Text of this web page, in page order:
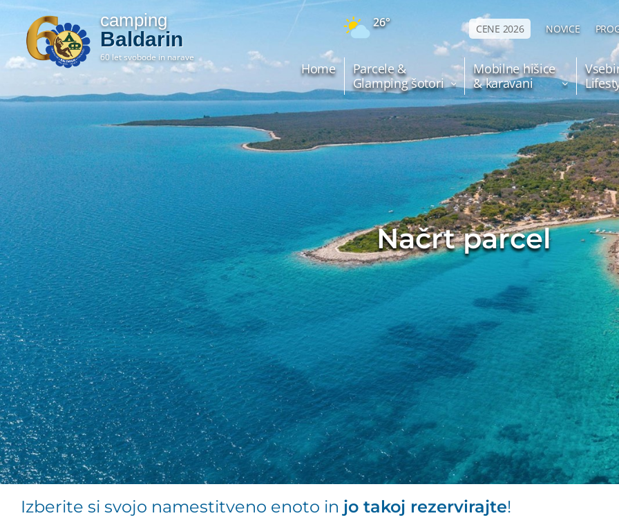
camping
Baldarin
60 let svobode in narave
26° CENE 2026 NOVICE
Home
Parcele &
Glamping šotori
Mobilne hišice
& karavani
Načrt parcel
Izberite si svojo namestitveno enoto in jo takoj rezervirajte!